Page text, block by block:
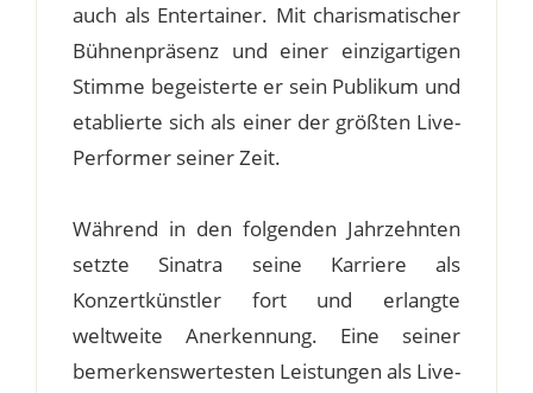
auch als Entertainer. Mit charismatischer
Bühnenpräsenz und einer einzigartigen
Stimme begeisterte er sein Publikum und
etablierte sich als einer der größten Live-
Performer seiner Zeit.
Während in den folgenden Jahrzehnten
setzte Sinatra seine Karriere als
Konzertkünstler fort und erlangte
weltweite Anerkennung. Eine seiner
bemerkenswertesten Leistungen als Live-